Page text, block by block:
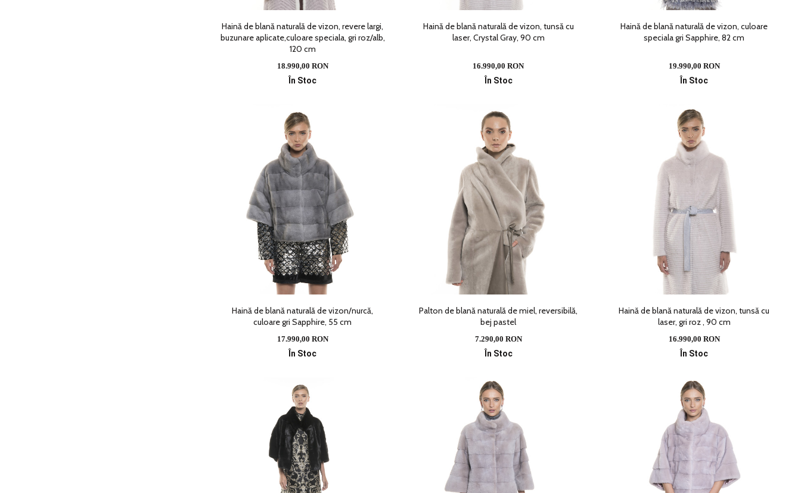
Haină de blană naturală de vizon, revere largi,
buzunare aplicate,culoare speciala, gri roz/alb,
120 cm
18.990,00 RON
În Stoc
Haină de blană naturală de vizon, tunsă cu
laser, Crystal Gray, 90 cm
16.990,00 RON
În Stoc
Haină de blană naturală de vizon, culoare
speciala gri Sapphire, 82 cm
19.990,00 RON
În Stoc
Haină de blană naturală de vizon/nurcă,
culoare gri Sapphire, 55 cm
17.990,00 RON
În Stoc
Palton de blană naturală de miel, reversibilă,
bej pastel
7.290,00 RON
În Stoc
Haină de blană naturală de vizon, tunsă cu
laser, gri roz , 90 cm
16.990,00 RON
În Stoc